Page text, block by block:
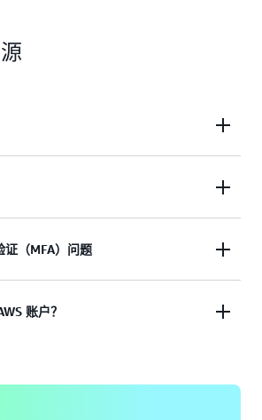
录 AWS 管理控制台？
无效？ 或者没有访问 AWS 根用户
证（MFA）问题
Factor Authentication (MFA)
账户？